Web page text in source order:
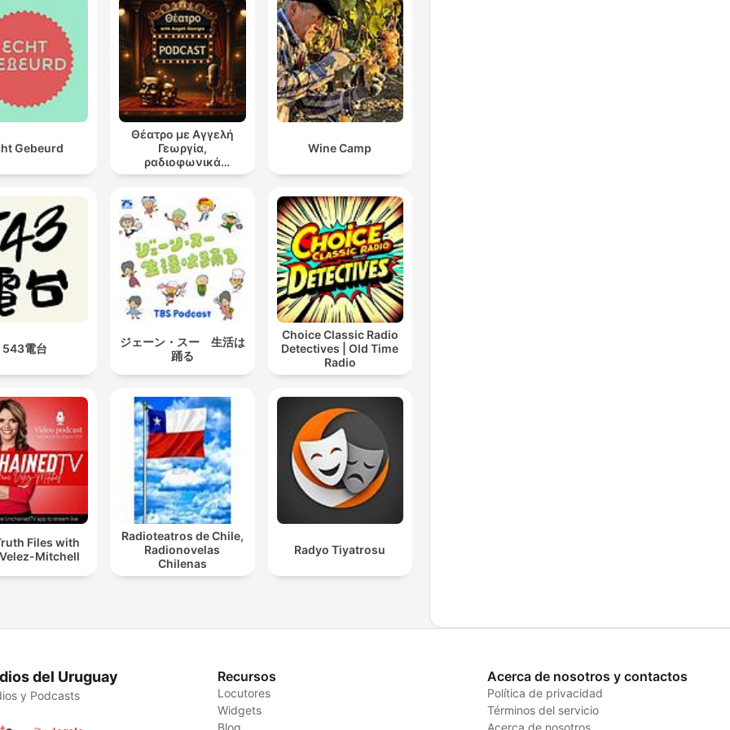
Gebeurd
Θέατρο με Αγγελή
Γεωργία,
ραδιοφωνικά
θεατρικά έργα
Wine Camp
543電台
ジェーン・スー 生活は
踊る
Choice Classic Radio
Detectives | Old Time
Radio
Files with
Mitchell
Radioteatros de Chile,
Radionovelas
Chilenas
Radyo Tiyatrosu
del Uruguay
y Podcasts
Recursos
Locutores
Widgets
Blog
Acerca de nosotros y contactos
Política de privacidad
Términos del servicio
Acerca de nosotros